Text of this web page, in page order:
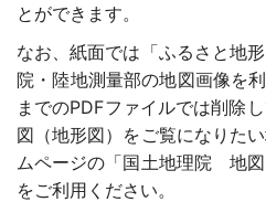
とができます。
なお、紙面では「ふるさと地
院・陸地測量部の地図画像を
までのPDFファイルでは削除
図（地形図）をご覧になりた
ムページの「国土地理院 地図
をご利用ください。